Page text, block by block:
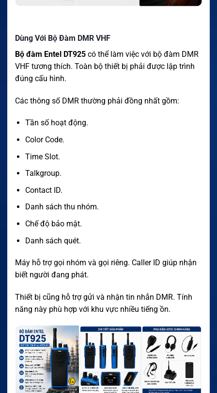
Dùng Với Bộ Đàm DMR VHF
Bộ đàm Entel DT925 có thể làm việc với bộ đàm DMR
VHF tương thích. Toàn bộ thiết bị phải được lập trình
đúng cấu hình.
Các thông số DMR thường phải đồng nhất gồm:
Tần số hoạt động.
Color Code.
Time Slot.
Talkgroup.
Contact ID.
Danh sách thu nhóm.
Chế độ bảo mật.
Danh sách quét.
Máy hỗ trợ gọi nhóm và gọi riêng. Caller ID giúp nhận
biết người đang phát.
Thiết bị cũng hỗ trợ gửi và nhận tin nhắn DMR. Tính
năng này phù hợp với khu vực nhiều tiếng ồn.